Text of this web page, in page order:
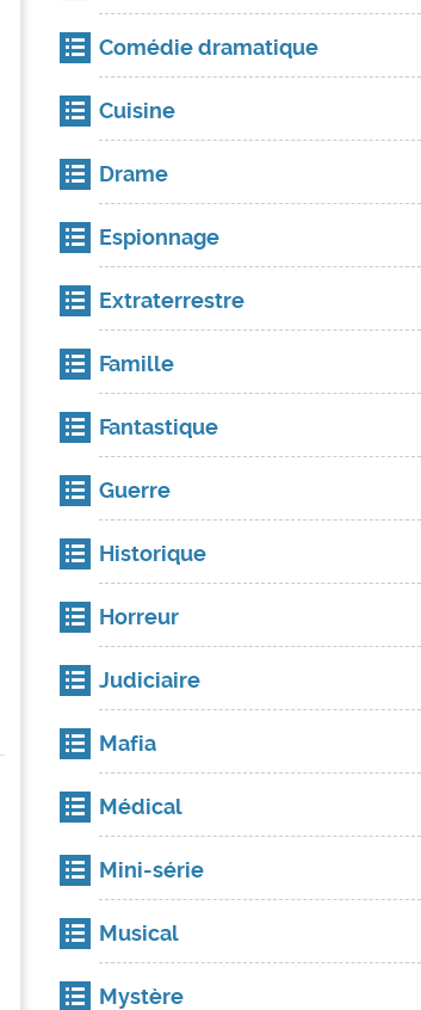
Comédie dramatique
Cuisine
Drame
Espionnage
Extraterrestre
Famille
Fantastique
Guerre
Historique
Horreur
Judiciaire
Mafia
Médical
Mini-série
Musical
Mystère